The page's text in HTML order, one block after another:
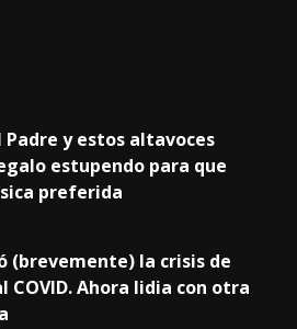
Padre y estos altavoces
estupendo para que
preferida
(brevemente) la crisis de
COVID. Ahora lidia con otra